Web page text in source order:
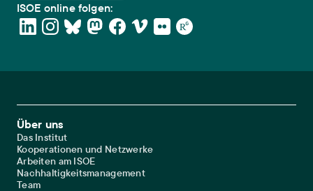
ISOE online folgen:
Footer Main Navigation
Über uns
Das Institut
Kooperationen und Netzwerke
Arbeiten am ISOE
Nachhaltigkeitsmanagement
Team